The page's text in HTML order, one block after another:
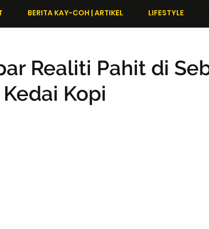
BERITA KAY-COH | ARTIKEL LIFESTYLE
Realiti Pahit di
Kopi